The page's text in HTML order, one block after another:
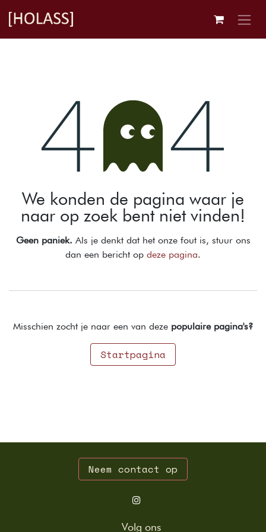
Fout 404
We konden de pagina waar je
naar op zoek bent niet vinden!
Geen paniek. Als je denkt dat het onze fout is, stuur ons
dan een bericht op deze pagina.
Misschien zocht je naar een van deze populaire pagina's?
Startpagina
Neem contact op
Volg ons